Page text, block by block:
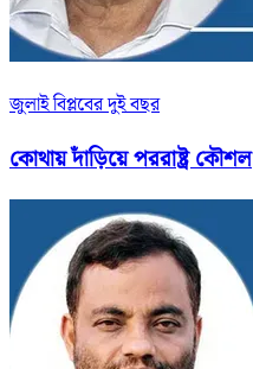
জুলাই বিপ্লবের দুই বছর
কোথায় দাঁড়িয়ে পররাষ্ট্র কৌশল